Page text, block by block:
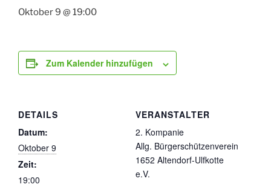
Oktober 9 @ 19:00
Zum Kalender hinzufügen
DETAILS
Datum:
Oktober 9
Zeit:
19:00
VERANSTALTER
2. Kompanie
Allg. Bürgerschützenverein
1652 Altendorf-Ulfkotte
e.V.